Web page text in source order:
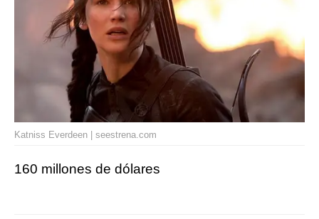
Katniss Everdeen | seestrena.com
160 millones de dólares